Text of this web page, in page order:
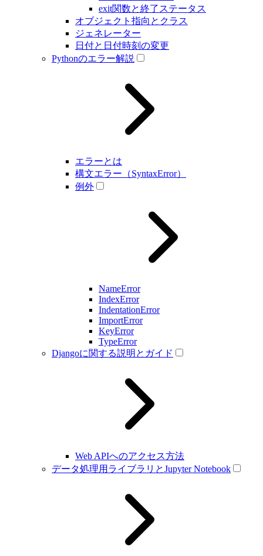
exit関数と終了ステータス
オブジェクト指向とクラス
ジェネレーター
日付と日付時刻の変更
Pythonのエラー解説
エラーとは
構文エラー（SyntaxError）
例外
NameError
IndexError
IndentationError
ImportError
KeyError
TypeError
Djangoに関する説明とガイド
Web APIへのアクセス方法
データ処理用ライブラリとJupyter Notebook